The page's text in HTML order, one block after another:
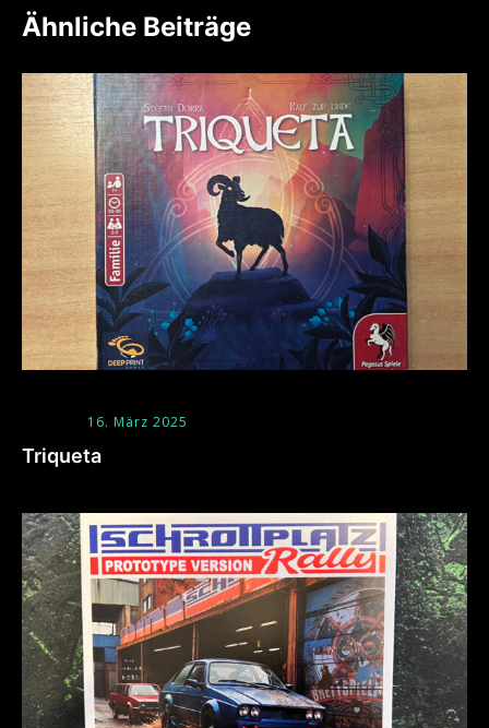
Ähnliche Beiträge
16. März 2025
Triqueta